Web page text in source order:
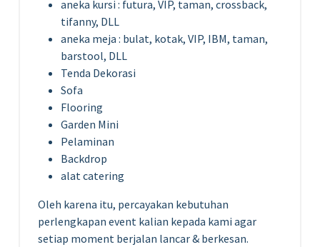
aneka kursi : futura, VIP, taman, crossback,
tifanny, DLL
aneka meja : bulat, kotak, VIP, IBM, taman,
barstool, DLL
Tenda Dekorasi
Sofa
Flooring
Garden Mini
Pelaminan
Backdrop
alat catering
Oleh karena itu, percayakan kebutuhan
perlengkapan event kalian kepada kami agar
setiap moment berjalan lancar & berkesan.